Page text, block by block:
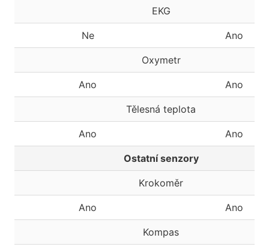
EKG
Ne Ano
Oxymetr
Ano Ano
Tělesná teplota
Ano Ano
Ostatní senzory
Krokoměr
Ano Ano
Kompas